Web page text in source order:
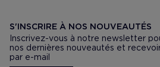
S'INSCRIRE À NOS NOUVEAUTÉS
Inscrivez-vous à notre newsletter
nos dernières nouveautés et
par e-mail